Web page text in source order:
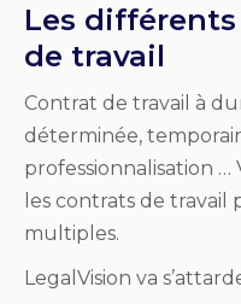
Les
de travail
Contrat de travail à
déterminée,
professionnalisation …
les contrats de
multiples.
LegalVision va